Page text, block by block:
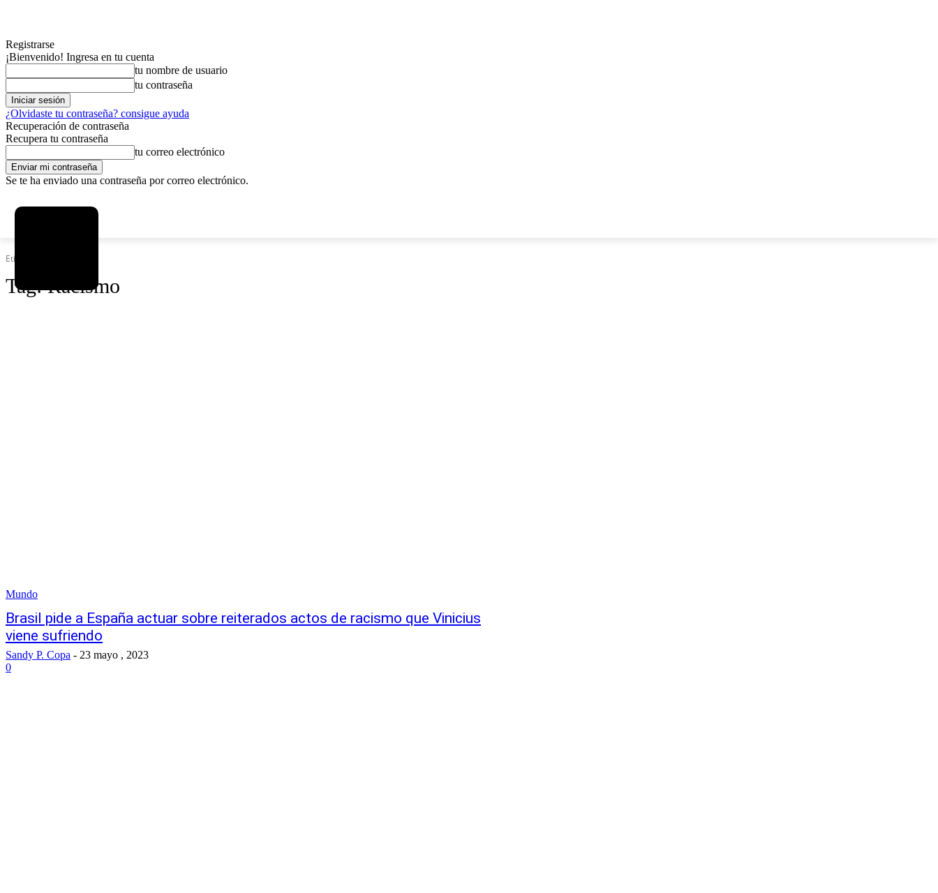
Registrarse
¡Bienvenido! Ingresa en tu cuenta
tu nombre de usuario
tu contraseña
¿Olvidaste tu contraseña? consigue ayuda
Recuperación de contraseña
Recupera tu contraseña
tu correo electrónico
Se te ha enviado una contraseña por correo electrónico.
Etiquetas
Tag:Racismo
Mundo
Brasil pide a España actuar sobre reiterados actos de racismo que Vinicius
viene sufriendo
Sandy P. Copa - 23 mayo , 2023
0